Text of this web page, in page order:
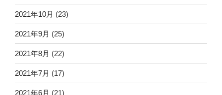
2021年10月 (23)
2021年9月 (25)
2021年8月 (22)
2021年7月 (17)
2021年6月 (21)